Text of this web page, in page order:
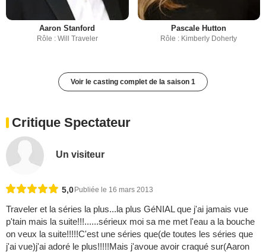
Aaron Stanford
Rôle : Will Traveler
Pascale Hutton
Rôle : Kimberly Doherty
Voir le casting complet de la saison 1
Critique Spectateur
Un visiteur
5,0Publiée le 16 mars 2013
Traveler et la séries la plus...la plus GéNIAL que j'ai jamais vue
p'tain mais la suite!!!......sérieux moi sa me met l'eau a la bouche
on veux la suite!!!!!C'est une séries que(de toutes les séries que
j'ai vue)j'ai adoré le plus!!!!!Mais j'avoue avoir craqué sur(Aaron